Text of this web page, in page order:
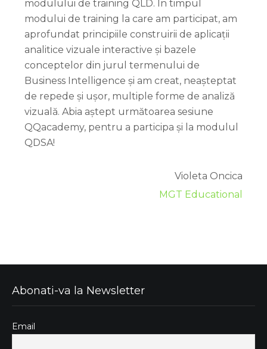
modulului de training QLD. În timpul
modului de training la care am participat, am
aprofundat principiile construirii de aplicații
analitice vizuale interactive și bazele
conceptelor din jurul termenului de
Business Intelligence și am creat, neașteptat
de repede și ușor, multiple forme de analiză
vizuală. Abia aștept următoarea sesiune
QQacademy, pentru a participa și la modulul
QDSA!
Violeta Oncica
MGT Educational
Abonati-va la Newsletter
Email